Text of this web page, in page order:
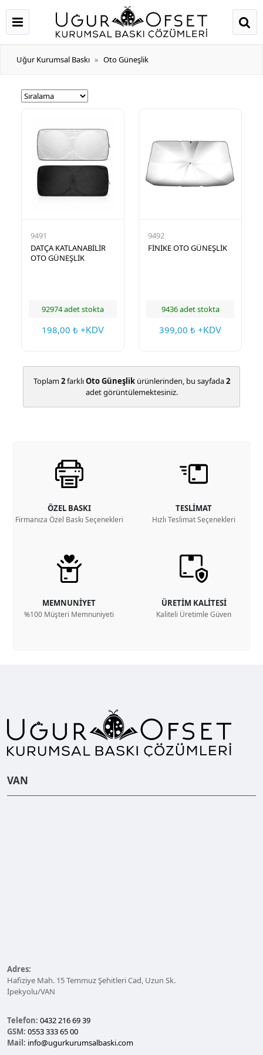
Uğur Kurumsal Baskı Oto Güneşlik
9491
DATÇA KATLANABİLİR
OTO GÜNEŞLİK
92974 adet stokta
198,00 ₺ +KDV
9492
FİNİKE OTO GÜNEŞLİK
9436 adet stokta
399,00 ₺ +KDV
Toplam2farklıOto Güneşlikürünlerinden, bu sayfada2
adet görüntülemektesiniz.
ÖZEL BASKI
Firmanıza Özel Baskı Seçenekleri
TESLİMAT
Hızlı Teslimat Seçenekleri
MEMNUNİYET
%100 Müşteri Memnuniyeti
ÜRETİM KALİTESİ
Kaliteli Üretimle Güven
VAN
Adres:
Hafiziye Mah. 15 Temmuz Şehitleri Cad, Uzun Sk.
İpekyolu/VAN
Telefon: 0432 216 69 39
GSM: 0553 333 65 00
Mail: info@ugurkurumsalbaski.com